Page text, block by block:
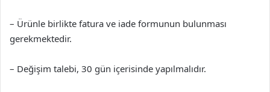
– Ürünle birlikte fatura ve iade formunun bulunması
gerekmektedir.
– Değişim talebi, 30 gün içerisinde yapılmalıdır.